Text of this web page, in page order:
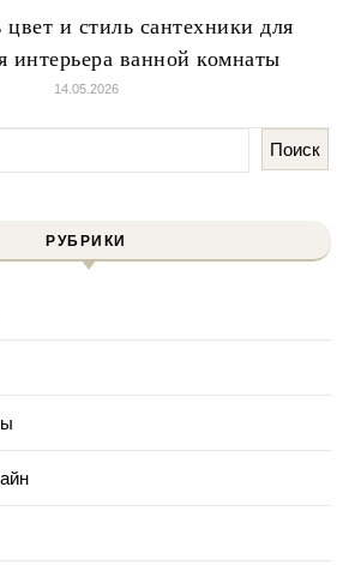
и стиль сантехники для
интерьера ванной комнаты
14.05.2026
Поиск
РУБРИКИ